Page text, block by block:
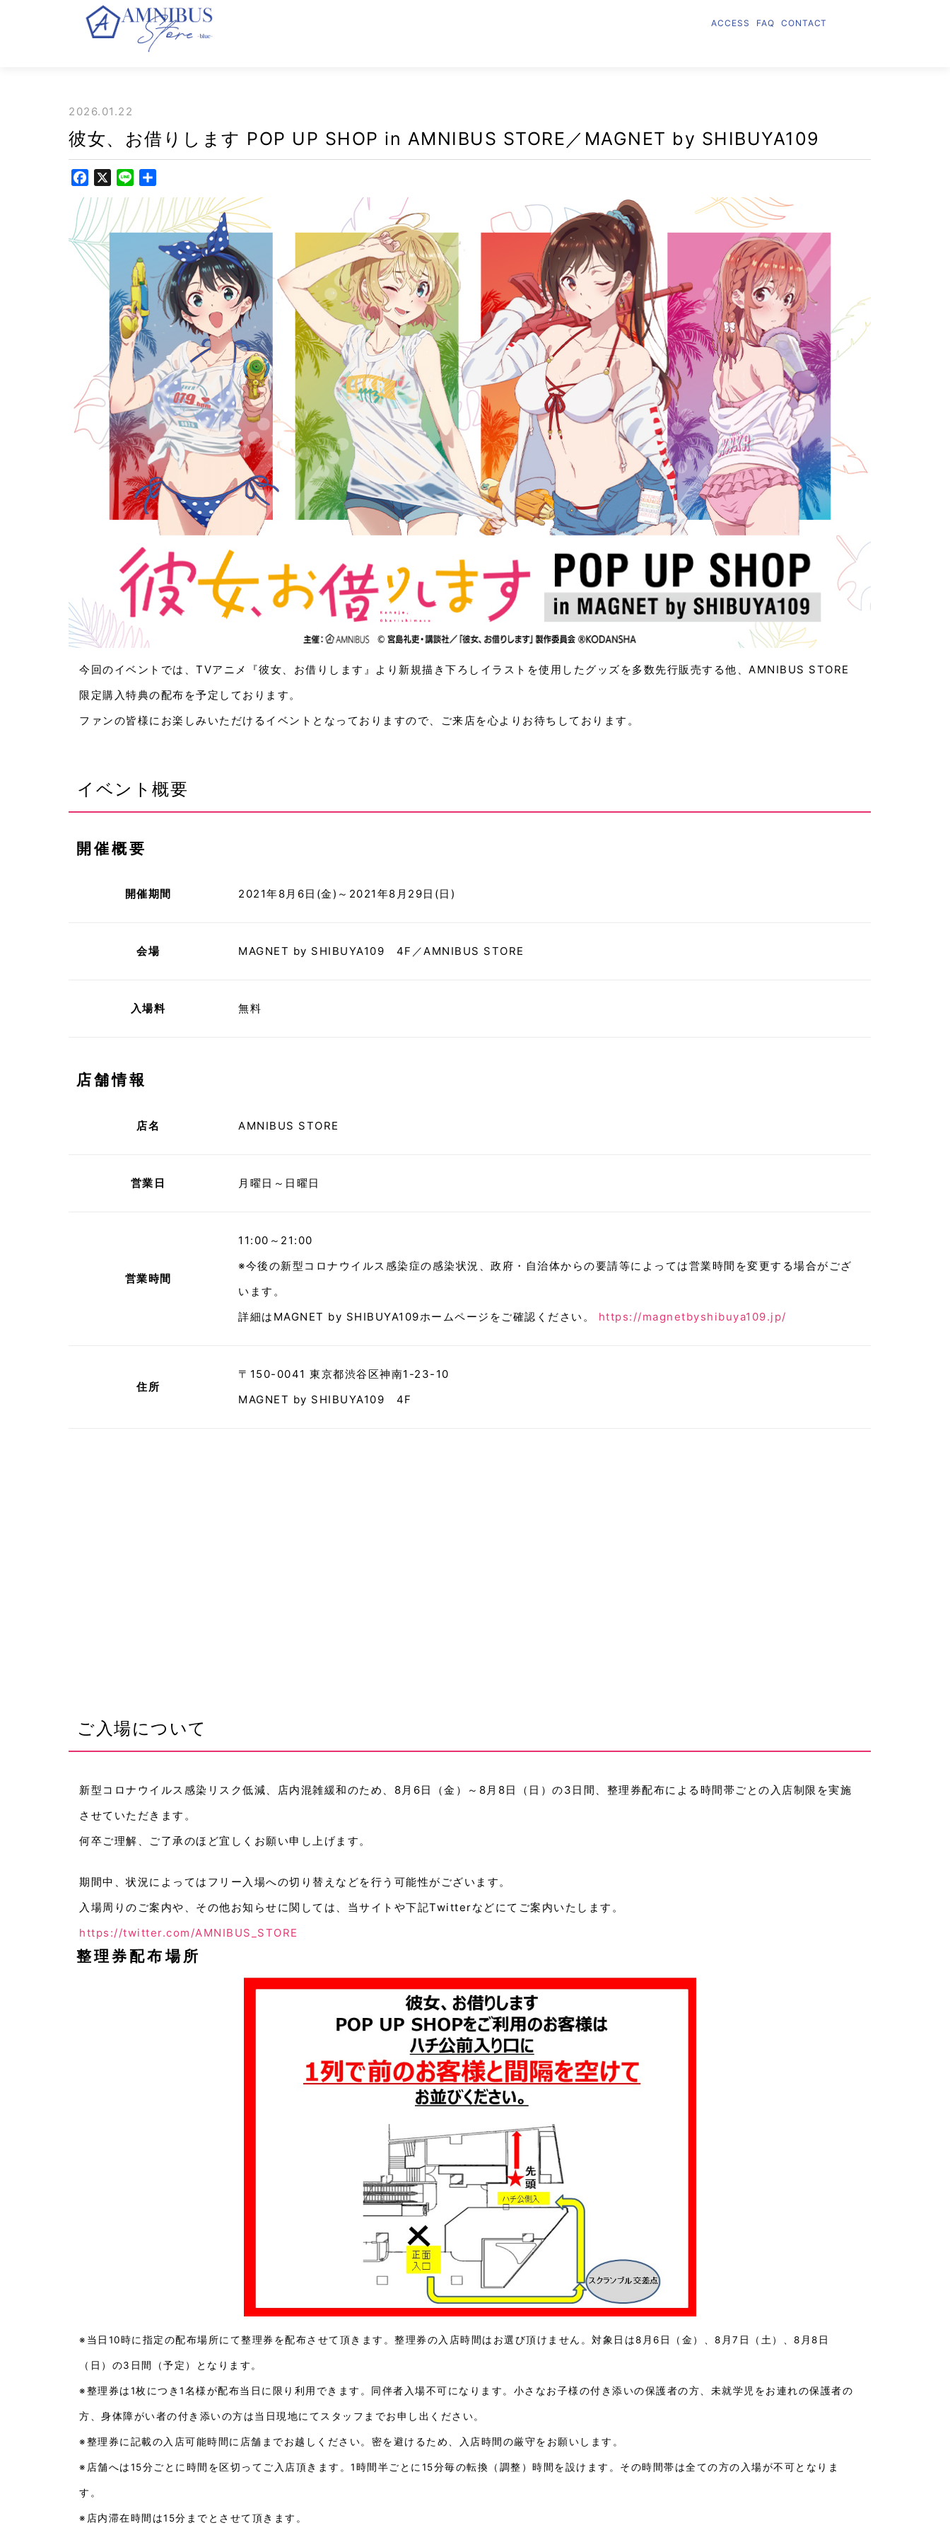
ACCESS FAQ CONTACT
2026.01.22
彼女、お借りします POP UP SHOP in AMNIBUS STORE／MAGNET by SHIBUYA109
a
c
e
b
o
o
X
n
有
今回のイベントでは、TVアニメ『彼女、お借りします』より新規描き下ろしイラストを使用したグッズを多数先行販売する他、AMNIBUS STORE
限定購入特典の配布を予定しております。
ファンの皆様にお楽しみいただけるイベントとなっておりますので、ご来店を心よりお待ちしております。
イベント概要
開催概要
開催期間 2021年8月6日(金)～2021年8月29日(日)
会場 MAGNET by SHIBUYA109 4F／AMNIBUS STORE
入場料 無料
店舗情報
店名 AMNIBUS STORE
営業日 月曜日～日曜日
営業時間
11:00～21:00
※今後の新型コロナウイルス感染症の感染状況、政府・自治体からの要請等によっては営業時間を変更する場合がござ
います。
詳細はMAGNET by SHIBUYA109ホームページをご確認ください。 https://magnetbyshibuya109.jp/
住所
〒150-0041 東京都渋谷区神南1-23-10
MAGNET by SHIBUYA109 4F
ご入場について
新型コロナウイルス感染リスク低減、店内混雑緩和のため、8月6日（金）～8月8日（日）の3日間、整理券配布による時間帯ごとの入店制限を実施
させていただきます。
何卒ご理解、ご了承のほど宜しくお願い申し上げます。
期間中、状況によってはフリー入場への切り替えなどを行う可能性がございます。
入場周りのご案内や、その他お知らせに関しては、当サイトや下記Twitterなどにてご案内いたします。
https://twitter.com/AMNIBUS_STORE
整理券配布場所
※当日10時に指定の配布場所にて整理券を配布させて頂きます。整理券の入店時間はお選び頂けません。対象日は8月6日（金）、8月7日（土）、8月8日
（日）の3日間（予定）となります。
※整理券は1枚につき1名様が配布当日に限り利用できます。同伴者入場不可になります。小さなお子様の付き添いの保護者の方、未就学児をお連れの保護者の
方、身体障がい者の付き添いの方は当日現地にてスタッフまでお申し出ください。
※整理券に記載の入店可能時間に店舗までお越しください。密を避けるため、入店時間の厳守をお願いします。
※店舗へは15分ごとに時間を区切ってご入店頂きます。1時間半ごとに15分毎の転換（調整）時間を設けます。その時間帯は全ての方の入場が不可となりま
す。
※店内滞在時間は15分までとさせて頂きます。